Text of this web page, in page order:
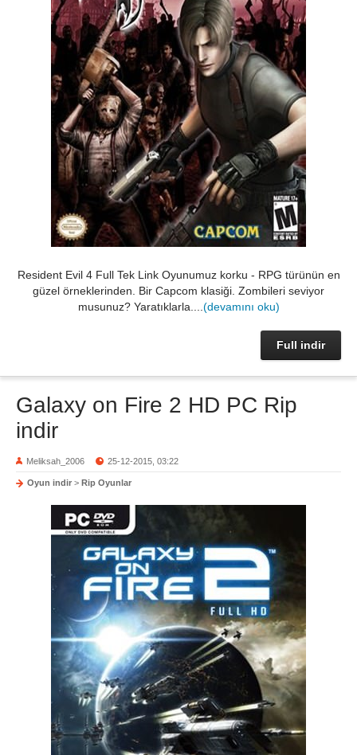
Resident Evil 4 Full Tek Link Oyunumuz korku - RPG türünün en
güzel örneklerinden. Bir Capcom klasiği. Zombileri seviyor
musunuz? Yaratıklarla.... (devamını oku)
Full indir
Galaxy on Fire 2 HD PC Rip
indir
Meliksah_2006 25-12-2015, 03:22
Oyun indir > Rip Oyunlar